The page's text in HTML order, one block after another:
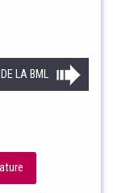
LA BML